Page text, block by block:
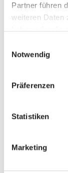
Partner führen
weiteren Daten
haben oder die
Notwendig
Präferenzen
Statistiken
Marketing
Radio/Tuner